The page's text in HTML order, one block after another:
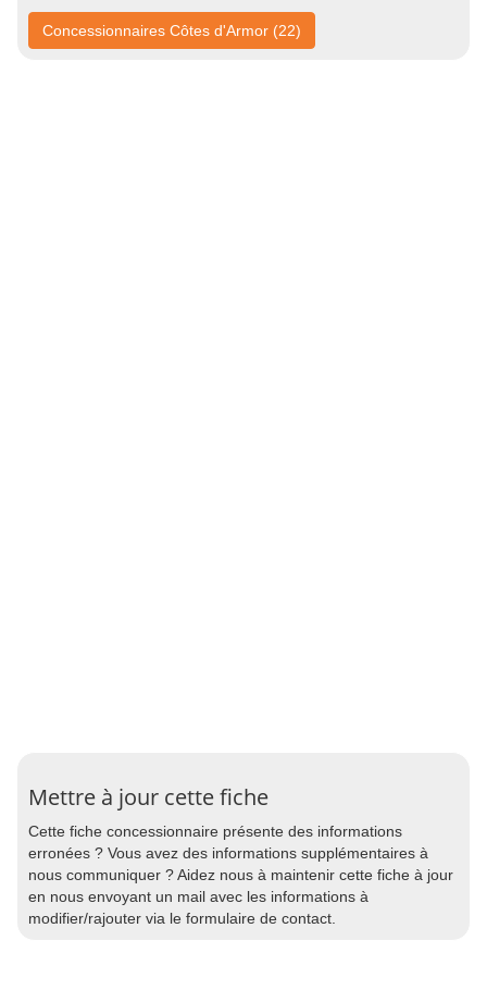
Concessionnaires Côtes d'Armor (22)
Mettre à jour cette fiche
Cette fiche concessionnaire présente des informations
erronées ? Vous avez des informations supplémentaires à
nous communiquer ? Aidez nous à maintenir cette fiche à jour
en nous envoyant un mail avec les informations à
modifier/rajouter via le formulaire de contact.